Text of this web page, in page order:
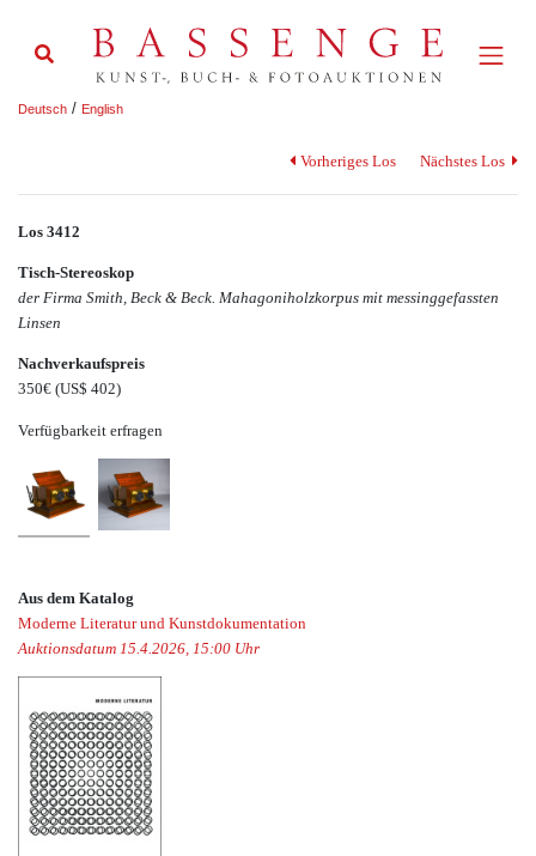
Deutsch / English
Vorheriges Los Nächstes Los
Los 3412
Tisch-Stereoskop
der Firma Smith, Beck & Beck. Mahagoniholzkorpus mit messinggefassten
Linsen
Nachverkaufspreis
350€ (US$ 402)
Verfügbarkeit erfragen
Aus dem Katalog
Moderne Literatur und Kunstdokumentation
Auktionsdatum 15.4.2026, 15:00 Uhr